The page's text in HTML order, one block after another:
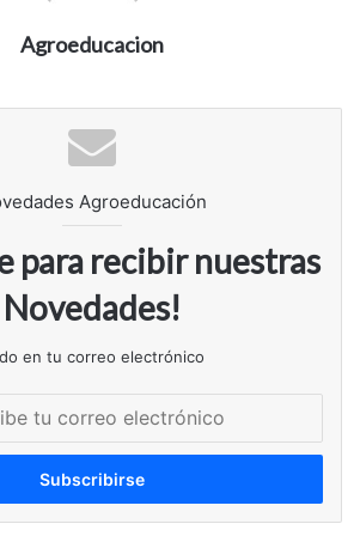
Agroeducacion
Agroeducación
para recibir nuestras
Novedades!
en tu correo electrónico